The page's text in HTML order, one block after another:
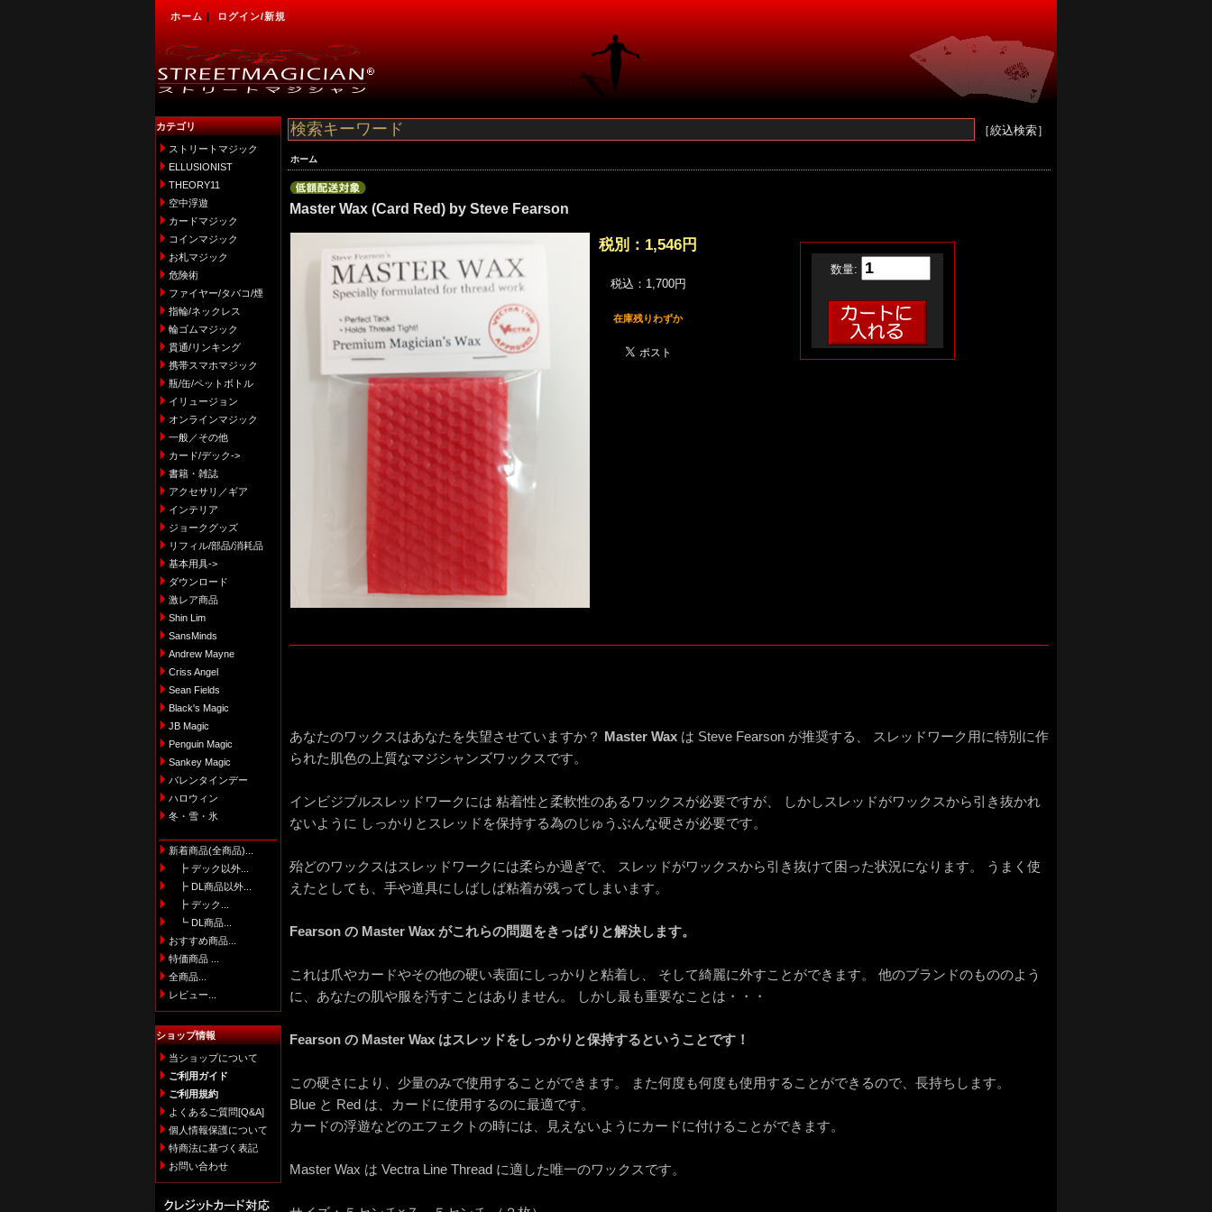
ホーム | ログイン/新規
カテゴリ
ストリートマジック
ELLUSIONIST
THEORY11
空中浮遊
カードマジック
コインマジック
お札マジック
危険術
ファイヤー/タバコ/煙
指輪/ネックレス
輪ゴムマジック
貫通/リンキング
携帯スマホマジック
瓶/缶/ペットボトル
イリュージョン
オンラインマジック
一般／その他
カード/デック->
書籍・雑誌
アクセサリ／ギア
インテリア
ジョークグッズ
リフィル/部品/消耗品
基本用具->
ダウンロード
激レア商品
Shin Lim
SansMinds
Andrew Mayne
Criss Angel
Sean Fields
Black's Magic
JB Magic
Penguin Magic
Sankey Magic
バレンタインデー
ハロウィン
冬・雪・氷
新着商品(全商品)...
┣ デック以外...
┣ DL商品以外...
┣ デック...
┗ DL商品...
おすすめ商品...
特価商品 ...
全商品...
レビュー...
ショップ情報
当ショップについて
ご利用ガイド
ご利用規約
よくあるご質問[Q&A]
個人情報保護について
特商法に基づく表記
お問い合わせ
［絞込検索］
ホーム
Master Wax (Card Red) by Steve Fearson
税別： 1,546円
税込：1,700円
在庫残りわずか
数量:
あなたのワックスはあなたを失望させていますか？ Master Wax は Steve Fearson が推奨する、 スレッドワーク用に特別に作
られた肌色の上質なマジシャンズワックスです。
インビジブルスレッドワークには 粘着性と柔軟性のあるワックスが必要ですが、 しかしスレッドがワックスから引き抜かれ
ないように しっかりとスレッドを保持する為のじゅうぶんな硬さが必要です。
殆どのワックスはスレッドワークには柔らか過ぎで、 スレッドがワックスから引き抜けて困った状況になります。 うまく使
えたとしても、手や道具にしばしば粘着が残ってしまいます。
Fearson の Master Wax がこれらの問題をきっぱりと解決します。
これは爪やカードやその他の硬い表面にしっかりと粘着し、 そして綺麗に外すことができます。 他のブランドのもののよう
に、あなたの肌や服を汚すことはありません。 しかし最も重要なことは・・・
Fearson の Master Wax はスレッドをしっかりと保持するということです！
この硬さにより、少量のみで使用することができます。 また何度も何度も使用することができるので、長持ちします。
Blue と Red は、カードに使用するのに最適です。
カードの浮遊などのエフェクトの時には、見えないようにカードに付けることができます。
Master Wax は Vectra Line Thread に適した唯一のワックスです。